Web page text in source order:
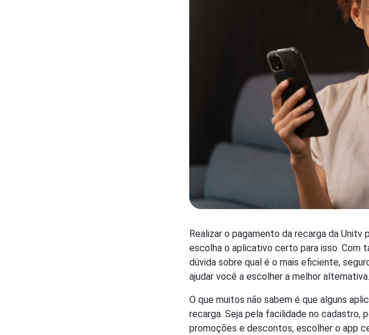
Realizar o pagamento da recarga da
escolha o aplicativo certo para isso. Com
dúvida sobre qual é o mais eficiente,
ajudar você a escolher a melhor alternativa.
O que muitos não sabem é que alguns
recarga. Seja pela facilidade no cadastro,
promoções e descontos, escolher o app